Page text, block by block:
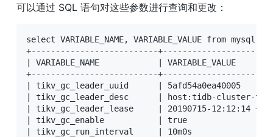
可以通过 SQL 语句对这些参数进行查询和更改：
select VARIABLE_NAME, VARIABLE_VALUE from
+--------------------------
| VARIABLE_NAME            |
+--------------------------
| tikv_gc_leader_uuid      |
| tikv_gc_leader_desc      | host:tidb-cluster-tidb-
| tikv_gc_leader_lease     | 20190715-
| tikv_gc_enable           | true
| tikv_gc_run_interval     | 10m0s